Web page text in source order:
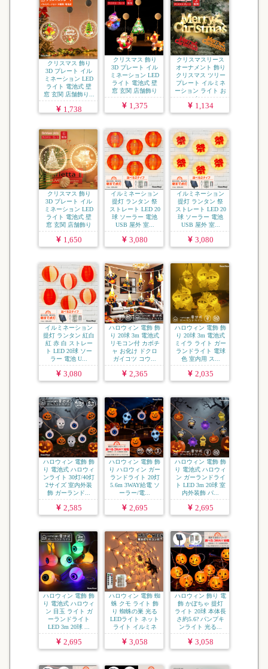
クリスマス 飾り
3D プレート イル
ミネーション LED
ライト 電池式 壁
窓 玄関 店舗飾り...
1,738
クリスマス 飾り
3D プレート イル
ミネーション LED
ライト 電池式 壁
窓 玄関 店舗飾り
...
1,375
クリスマスリース
オーナメント 飾り
クリスマス ツリー
プレート イルミネ
ーション ライト お
し...
1,134
クリスマス 飾り
3D プレート イル
ミネーション LED
ライト 電池式 壁
窓 玄関 店舗飾り
...
1,650
イルミネーション
提灯 ランタン 祭
ストレート LED 20
球 ソーラー 電池
USB 屋外 室...
3,080
イルミネーション
提灯 ランタン 祭
ストレート LED 20
球 ソーラー 電池
USB 屋外 室...
3,080
イルミネーション
提灯 ランタン 紅白
紅 赤 白 ストレー
ト LED 20球 ソー
ラー 電池 U...
3,080
ハロウィン 電飾 飾
り 20球 3m 電池式
リモコン付 カボチ
ャ お化け ドクロ
ガイコツ コウ...
2,365
ハロウィン 電飾 飾
り 20球 3m 電池式
ミイラ ライト ガー
ランドライト 電球
色 室内用 ス...
2,035
ハロウィン 電飾 飾
り 電池式 ハロウィ
ンライト 30灯/40灯
2サイズ 室内外装
飾 ガーランド...
2,585
ハロウィン 電飾 飾
り ハロウィン ガー
ランドライト 20灯
5.6m 3WAY給電 ソ
ーラー/電...
2,695
ハロウィン 電飾 飾
り 電池式 ハロウィ
ン ガーランドライ
ト LED 3m 20球 室
内外装飾 パ...
2,695
ハロウィン 電飾 飾
り 電池式 ハロウィ
ン 目玉 ライト ガ
ーランドライト
LED 3m 20球 ...
2,695
ハロウィン 電飾 蜘
蛛 クモ ライト 飾
り 蜘蛛の巣 光る
LEDライト ネット
ライト イルミネ
ー...
3,058
ハロウィン 飾り 電
飾 かぼちゃ 提灯
ライト 20球 本体長
さ約5.6? パンプキ
ンライト 光る...
3,058